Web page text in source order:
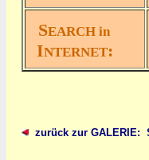
SEARCH in
INTERNET:
zurück zur GALERIE: